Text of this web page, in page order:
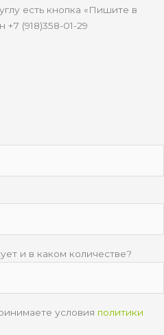
есть кнопка «Пишите в
(918)358-01-29
и в каком количестве?
условия политики